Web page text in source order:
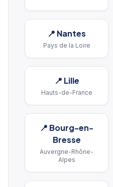
📍 Nantes
Pays de la Loire
📍 Lille
Hauts-de-France
📍 Bourg-en-
Bresse
Auvergne-Rhône-
Alpes